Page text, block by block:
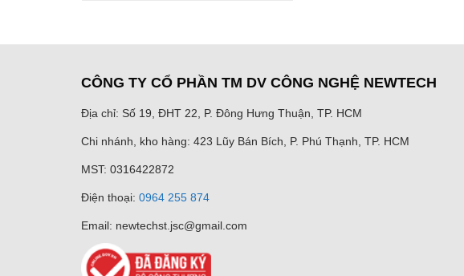
CÔNG TY CỔ PHẦN TM DV CÔNG NGHỆ NEWTECH
Địa chỉ: Số 19, ĐHT 22, P. Đông Hưng Thuận, TP. HCM
Chi nhánh, kho hàng: 423 Lũy Bán Bích, P. Phú Thạnh, TP. HCM
MST: 0316422872
Điện thoại: 0964 255 874
Email: newtechst.jsc@gmail.com